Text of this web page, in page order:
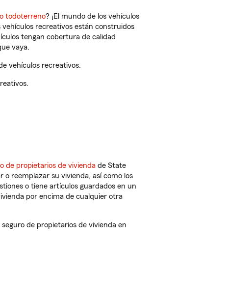
todoterreno? ¡El mundo de los vehículos
recreativos están construidos
tengan cobertura de calidad
vaya.
vehículos recreativos.
de propietarios de vivienda de State
o reemplazar su vivienda, así como los
o tiene artículos guardados en un
por encima de cualquier otra
de propietarios de vivienda en